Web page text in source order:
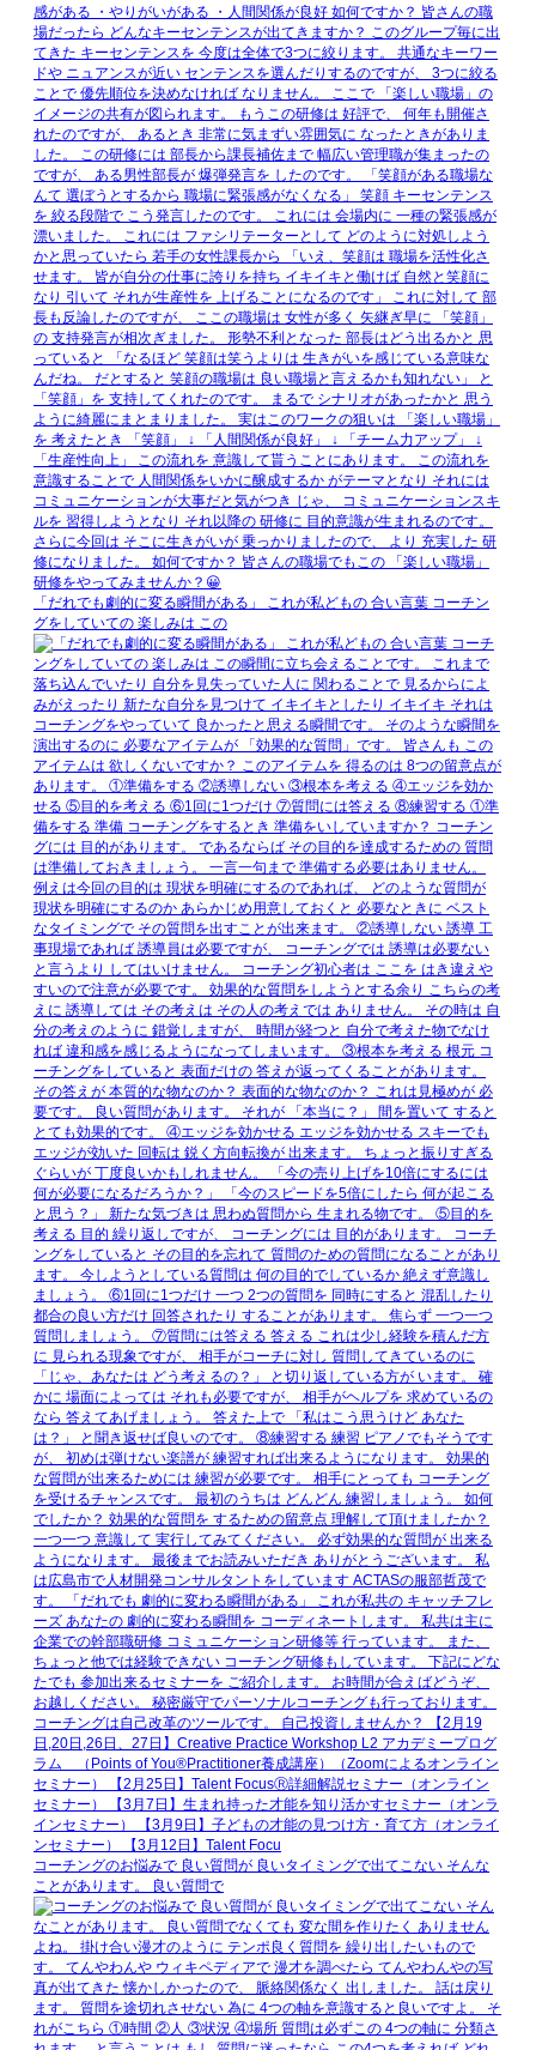
「だれでも劇的に変る瞬間がある」 これが私どもの 合い言葉 コーチン
グをしていての 楽しみは この
コーチングのお悩みで 良い質問が 良いタイミングで出てこない そんな
ことがあります。 良い質問で